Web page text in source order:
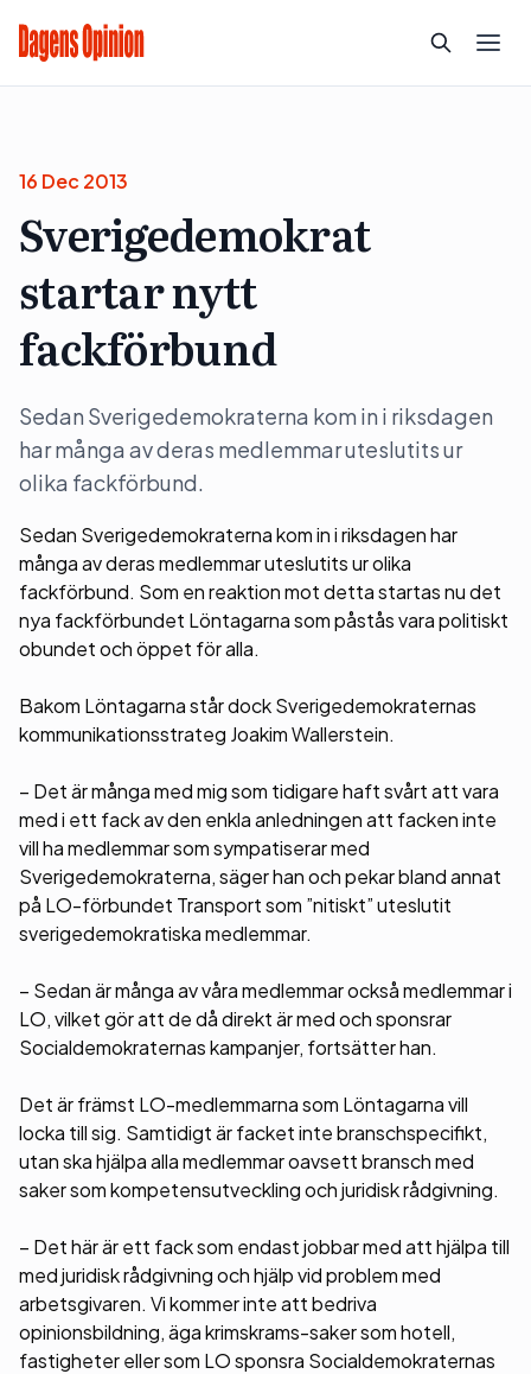
16 Dec 2013
Sverigedemokrat
startar nytt
fackförbund
Sedan Sverigedemokraterna kom in i riksdagen
har många av deras medlemmar uteslutits ur
olika fackförbund.
Sedan Sverigedemokraterna kom in i riksdagen har
många av deras medlemmar uteslutits ur olika
fackförbund. Som en reaktion mot detta startas nu det
nya fackförbundet Löntagarna som påstås vara politiskt
obundet och öppet för alla.
Bakom Löntagarna står dock Sverigedemokraternas
kommunikationsstrateg Joakim Wallerstein.
– Det är många med mig som tidigare haft svårt att vara
med i ett fack av den enkla anledningen att facken inte
vill ha medlemmar som sympatiserar med
Sverigedemokraterna, säger han och pekar bland annat
på LO-förbundet Transport som ”nitiskt” uteslutit
sverigedemokratiska medlemmar.
– Sedan är många av våra medlemmar också medlemmar i
LO, vilket gör att de då direkt är med och sponsrar
Socialdemokraternas kampanjer, fortsätter han.
Det är främst LO-medlemmarna som Löntagarna vill
locka till sig. Samtidigt är facket inte branschspecifikt,
utan ska hjälpa alla medlemmar oavsett bransch med
saker som kompetensutveckling och juridisk rådgivning.
– Det här är ett fack som endast jobbar med att hjälpa till
med juridisk rådgivning och hjälp vid problem med
arbetsgivaren. Vi kommer inte att bedriva
opinionsbildning, äga krimskrams-saker som hotell,
fastigheter eller som LO sponsra Socialdemokraternas